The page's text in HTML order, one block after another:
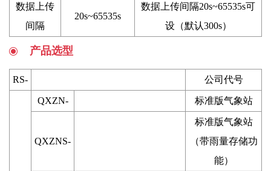
数据上传
间隔
20s~65535s
数据上传间隔20s~65535s可
设（默认300s）
产品选型
RS- 公司代号
QXZN- 标准版气象站
QXZNS-
标准版气象站
（带雨量存储功
能）